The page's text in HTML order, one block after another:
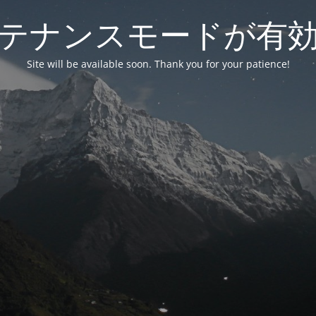
ナンスモードが有
Site will be available soon. Thank you for your patience!